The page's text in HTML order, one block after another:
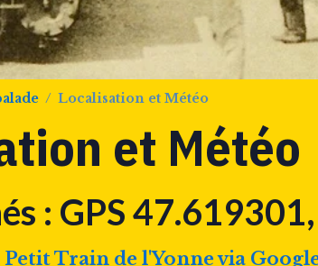
Localisation et Météo
et Météo
: GPS
Petit Train de l'Yonne via